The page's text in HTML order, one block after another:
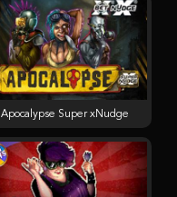
Apocalypse Super xNudge